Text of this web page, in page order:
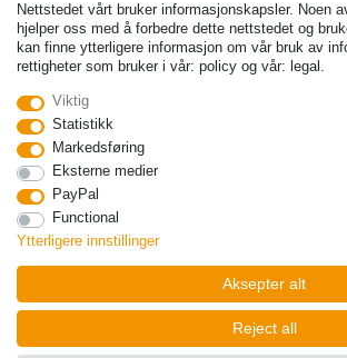
Nettstedet vårt bruker informasjonskapsler. Noen
hjelper oss med å forbedre dette nettstedet og
kan finne ytterligere informasjon om vår bruk av
rettigheter som bruker i vår: policy og vår: legal.
Viktig
Statistikk
Markedsføring
Eksterne medier
PayPal
Functional
Ytterligere innstillinger
Aksepter alt
Reject all